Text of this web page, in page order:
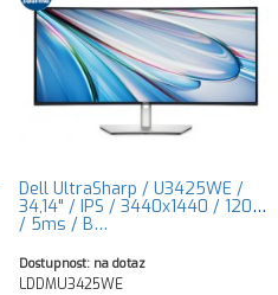
Dell UltraSharp / U3425WE /
34,14" / IPS / 3440x1440 / 120Hz
/ 5ms / B…
Dostupnost: na dotaz
LDDMU3425WE